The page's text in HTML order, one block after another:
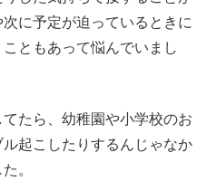
に予定が迫っているときに
ともあって悩んでいまし
たら、幼稚園や小学校のお
起こしたりするんじゃなか
。